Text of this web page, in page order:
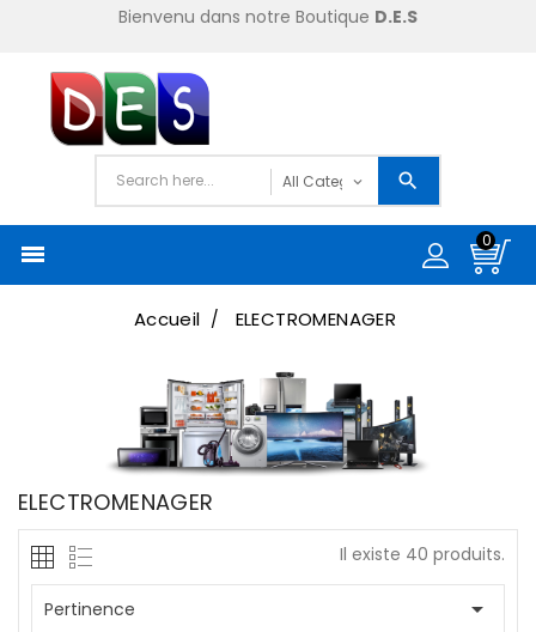
Bienvenu dans notre Boutique D.E.S

0
Accueil ELECTROMENAGER
ELECTROMENAGER
Il existe 40 produits.
Pertinence 